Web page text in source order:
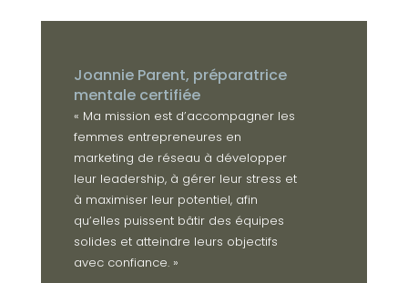
Joannie Parent, préparatrice
mentale certifiée
« Ma mission est d’accompagner les
femmes entrepreneures en
marketing de réseau à développer
leur leadership, à gérer leur stress et
à maximiser leur potentiel, afin
qu’elles puissent bâtir des équipes
solides et atteindre leurs objectifs
avec confiance. »